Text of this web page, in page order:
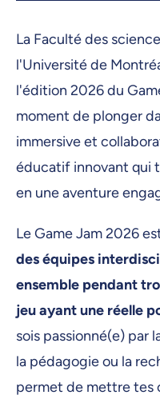
La Faculté des
l'Université de
l'édition 2026 du
moment de plonger
immersive et
éducatif innovant qui
en une aventure
Le Game Jam 2026
des équipes
ensemble pendant
jeu ayant une réelle
sois passionné(e) par
la pédagogie ou la
permet de mettre tes